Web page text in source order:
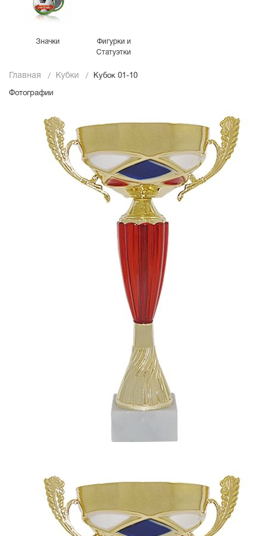
Значки
Фигурки и
Статуэтки
Главная Кубки Кубок 01-10
Фотографии